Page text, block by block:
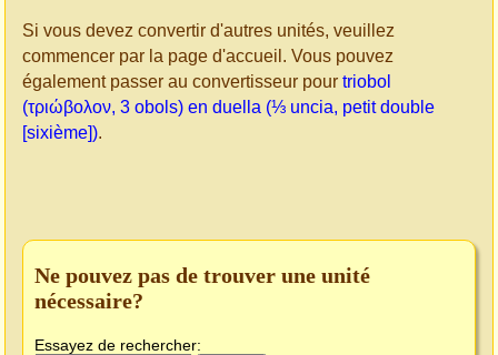
Si vous devez convertir d'autres unités, veuillez
commencer par la page d'accueil. Vous pouvez
également passer au convertisseur pour triobol
(τριώβολον, 3 obols) en duella (⅓ uncia, petit double
[sixième]).
Ne pouvez pas de trouver une unité
nécessaire?
Essayez de rechercher: